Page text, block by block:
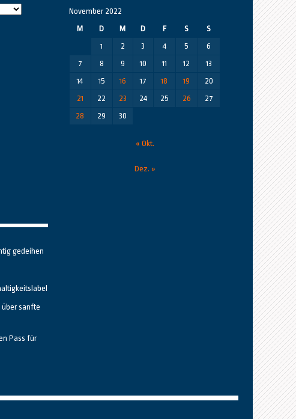
November 2022
M
D M D F S
S
1
2 3 4 5
6
7
8 9 10 11 12
13
14
15 16 17 18 19
20
21
22 23 24 25 26
27
28
29 30
« Okt.
Dez. »
gedeihen
über sanfte
Pass für